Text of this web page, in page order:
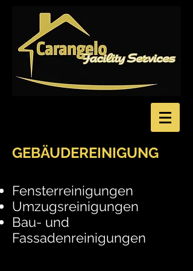
GEBÄUDEREINIGUNG
Fensterreinigungen
Umzugsreinigungen
Bau- und
Fassadenreinigungen